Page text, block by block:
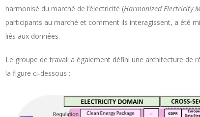
harmonisé du marché de l’électricité (Harmonized Electricity
participants au marché et comment ils interagissent, a été
liés aux données.
Le groupe de travail a également défini une architecture de
la figure ci-dessous :